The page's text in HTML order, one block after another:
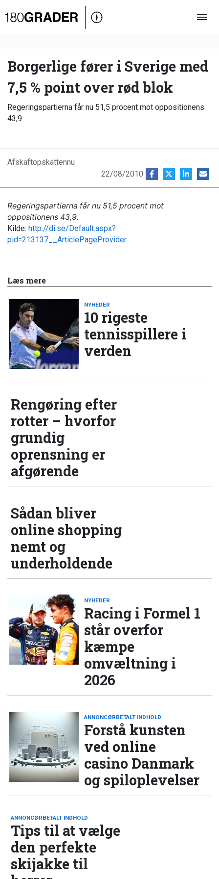
Oversigt
Debat
Video
Podcast
Borgerlige fører i Sverige med
7,5 % point over rød blok
Regeringspartierna får nu 51,5 procent mot oppositionens
43,9
Afskaftopskattennu
22/08/2010
Regeringspartierna får nu 51,5 procent mot
oppositionens 43,9.
Kilde: http://di.se/Default.aspx?
pid=213137__ArticlePageProvider
Læs mere
NYHEDER
10 rigeste
tennisspillere i
verden
Rengøring efter
rotter – hvorfor
grundig
oprensning er
afgørende
Sådan bliver
online shopping
nemt og
underholdende
NYHEDER
Racing i Formel 1
står overfor
kæmpe
omvæltning i
2026
ANNONCØRBETALT INDHOLD
Forstå kunsten
ved online
casino Danmark
og spiloplevelser
ANNONCØRBETALT INDHOLD
Tips til at vælge
den perfekte
skijakke til